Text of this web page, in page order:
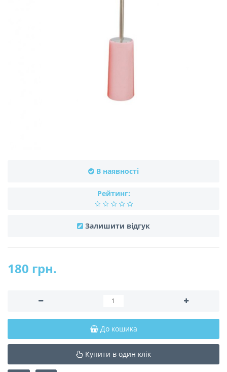
В наявності
Рейтинг:
Залишити відгук
180 грн.
До кошика
Купити в один клік